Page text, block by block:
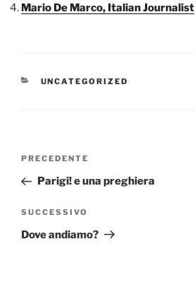
Mario De Marco, Italian Journalist
CATEGORIE
UNCATEGORIZED
Navigazione
Articolo
precedente:
PRECEDENTE
Parigi! e una preghiera
Articolo
successivo
SUCCESSIVO
Dove andiamo?